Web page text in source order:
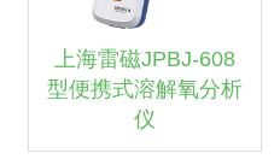
上海雷磁JPBJ-608
型便携式溶解氧分析
仪